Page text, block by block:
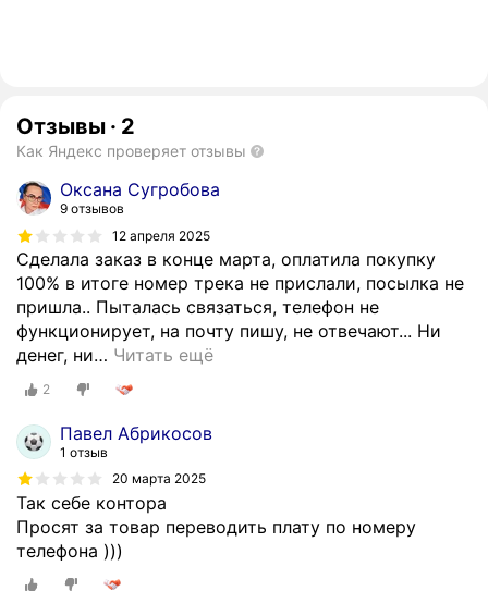
Отзывы · 2
Как Яндекс проверяет отзывы
Оксана Сугробова
9 отзывов
12 апреля 2025
Сделала заказ в конце марта, оплатила покупку
100% в итоге номер трека не прислали, посылка не
пришла.. Пыталась связаться, телефон не
функционирует, на почту пишу, не отвечают... Ни
денег, ни… Читать ещё
2
Павел Абрикосов
1 отзыв
20 марта 2025
Так себе контора
Просят за товар переводить плату по номеру
телефона )))